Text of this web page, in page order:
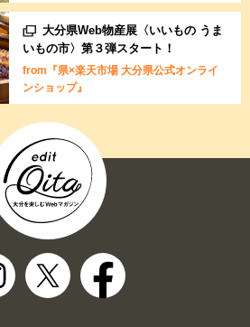
大分県Web物産展〈いいもの うま
いもの市〉第３弾スタート！
from『県×楽天市場 大分県公式オンライ
ンショップ』